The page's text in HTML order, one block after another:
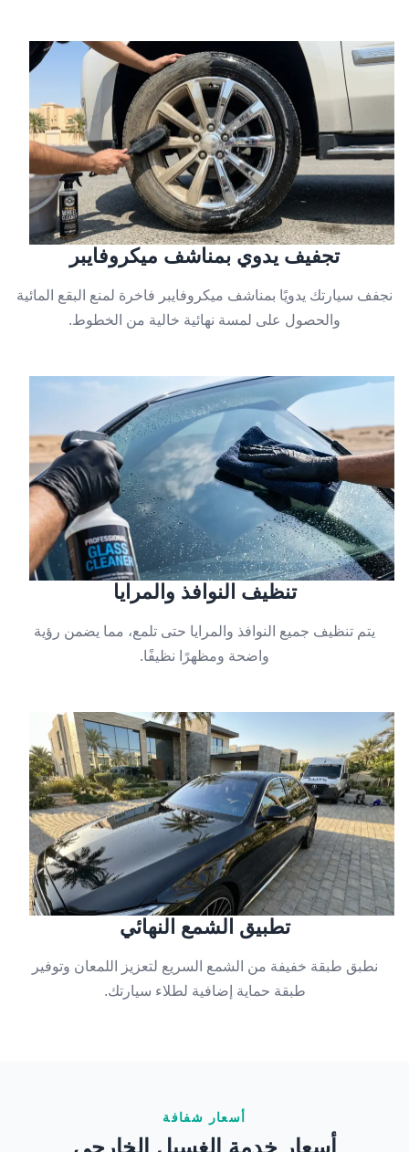
تجفيف يدوي بمناشف ميكروفايبر
نجفف سيارتك يدويًا بمناشف ميكروفايبر فاخرة لمنع البقع المائية
والحصول على لمسة نهائية خالية من الخطوط.
تنظيف النوافذ والمرايا
يتم تنظيف جميع النوافذ والمرايا حتى تلمع، مما يضمن رؤية
واضحة ومظهرًا نظيفًا.
تطبيق الشمع النهائي
نطبق طبقة خفيفة من الشمع السريع لتعزيز اللمعان وتوفير
طبقة حماية إضافية لطلاء سيارتك.
أسعار شفافة
أسعار خدمة الغسيل الخارجي